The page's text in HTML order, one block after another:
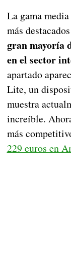
La gama
más
gran mayoría
en el sector
apartado
Lite, un
muestra
increíble.
más
229 euros en